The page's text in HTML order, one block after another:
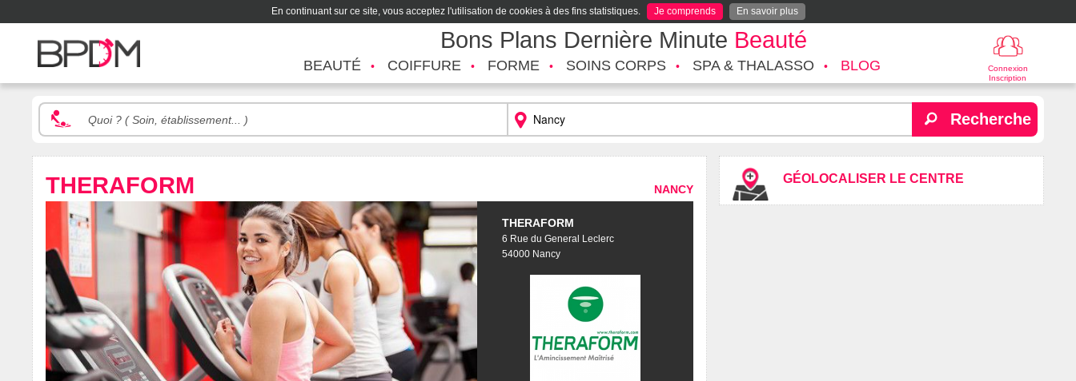
En continuant sur ce site, vous acceptez l'utilisation de cookies à des fins statistiques. Je comprends En savoir plus
Bons Plans Dernière Minute Beauté
Connexion
Inscription
BEAUTÉ COIFFURE FORME SOINS CORPS SPA & THALASSO BLOG
Recherche
GÉOLOCALISER LE CENTRE
THERAFORM NANCY
THERAFORM
6 Rue du General Leclerc
54000 Nancy